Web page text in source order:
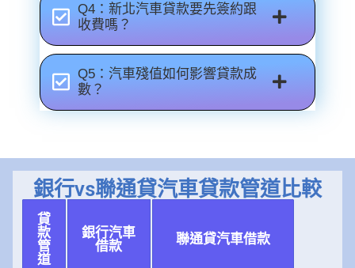
Q4：新北汽車貸款要先簽約跟
收費嗎？
Q5：汽車殘值如何影響貸款成
數？
銀行vs聯通貸汽車貸款管道比較
貸
款
管
道
銀行汽車
借款
聯通貸汽車借款